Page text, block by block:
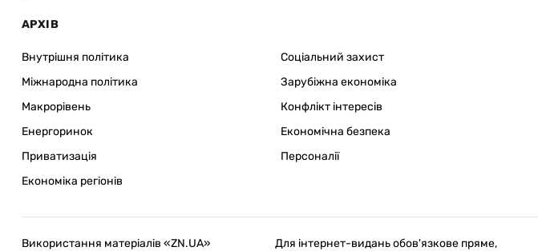
АРХІВ
Внутрішня політика
Міжнародна політика
Макрорівень
Енергоринок
Приватизація
Економіка регіонів
Соціальний захист
Зарубіжна економіка
Конфлікт інтересів
Економічна безпека
Персоналії
Використання матеріалів «ZN.UA» Для інтернет-видань обов'язкове пряме,